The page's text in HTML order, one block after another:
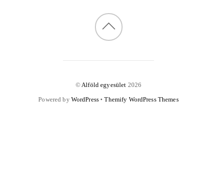
©Alföld egyesület 2026
Powered by WordPress •Themify WordPress Themes